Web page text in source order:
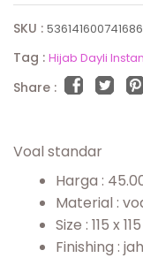
SKU :
Tag : Hijab Dayli Instan
Share :
Voal standar
Harga :
Material :
Size : 115 x
Finishing :